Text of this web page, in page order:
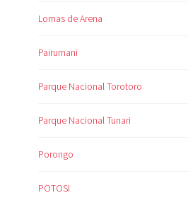
Lomas de Arena
Pairumani
Parque Nacional Torotoro
Parque Nacional Tunari
Porongo
POTOSI